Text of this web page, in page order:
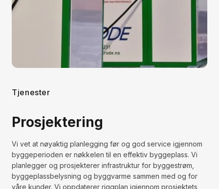
Tjenester
Prosjektering
Vi vet at nøyaktig planlegging før og god service igjennom
byggeperioden er nøkkelen til en effektiv byggeplass. Vi
planlegger og prosjekterer infrastruktur for byggestrøm,
byggeplassbelysning og byggvarme sammen med og for
våre kunder. Vi oppdaterer riggplan igjennom prosjektets